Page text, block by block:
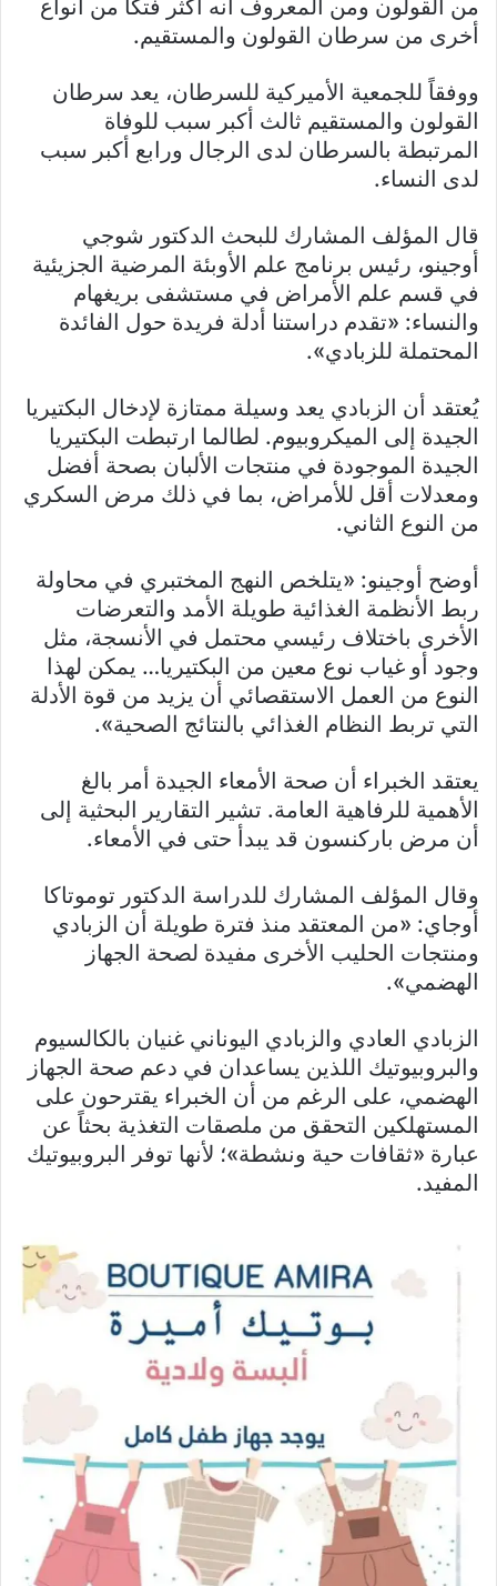
من القولون ومن المعروف أنه أكثر فتكاً من أنواع
أخرى من سرطان القولون والمستقيم.
ووفقاً للجمعية الأميركية للسرطان، يعد سرطان
القولون والمستقيم ثالث أكبر سبب للوفاة
المرتبطة بالسرطان لدى الرجال ورابع أكبر سبب
لدى النساء.
قال المؤلف المشارك للبحث الدكتور شوجي
أوجينو، رئيس برنامج علم الأوبئة المرضية الجزيئية
في قسم علم الأمراض في مستشفى بريغهام
والنساء: «تقدم دراستنا أدلة فريدة حول الفائدة
المحتملة للزبادي».
يُعتقد أن الزبادي يعد وسيلة ممتازة لإدخال البكتيريا
الجيدة إلى الميكروبيوم. لطالما ارتبطت البكتيريا
الجيدة الموجودة في منتجات الألبان بصحة أفضل
ومعدلات أقل للأمراض، بما في ذلك مرض السكري
من النوع الثاني.
أوضح أوجينو: «يتلخص النهج المختبري في محاولة
ربط الأنظمة الغذائية طويلة الأمد والتعرضات
الأخرى باختلاف رئيسي محتمل في الأنسجة، مثل
وجود أو غياب نوع معين من البكتيريا… يمكن لهذا
النوع من العمل الاستقصائي أن يزيد من قوة الأدلة
التي تربط النظام الغذائي بالنتائج الصحية».
يعتقد الخبراء أن صحة الأمعاء الجيدة أمر بالغ
الأهمية للرفاهية العامة. تشير التقارير البحثية إلى
أن مرض باركنسون قد يبدأ حتى في الأمعاء.
وقال المؤلف المشارك للدراسة الدكتور توموتاكا
أوجاي: «من المعتقد منذ فترة طويلة أن الزبادي
ومنتجات الحليب الأخرى مفيدة لصحة الجهاز
الهضمي».
الزبادي العادي والزبادي اليوناني غنيان بالكالسيوم
والبروبيوتيك اللذين يساعدان في دعم صحة الجهاز
الهضمي، على الرغم من أن الخبراء يقترحون على
المستهلكين التحقق من ملصقات التغذية بحثاً عن
عبارة «ثقافات حية ونشطة»؛ لأنها توفر البروبيوتيك
المفيد.